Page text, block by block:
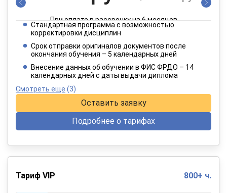
При оплате в рассрочку на 6 месяцев
3 849 руб.
При оплате в рассрочку на 12 месяцев
Стандартная программа с возможностью
корректировки дисциплин
Срок отправки оригиналов документов после
окончания обучения – 5 календарных дней
Внесение данных об обучении в ФИС ФРДО – 14
календарных дней с даты выдачи диплома
Смотреть еще (3)
Оставить заявку
Подробнее о тарифах
Тариф VIP 800+ ч.